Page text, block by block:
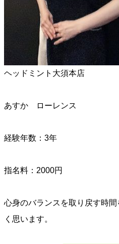
ヘッドミント大須本店
あすか ローレンス
経験年数：3年
指名料：2000円
心身のバランスを取り戻す時
く思います。